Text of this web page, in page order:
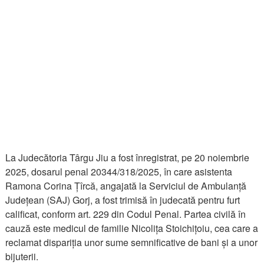
La Judecătoria Târgu Jiu a fost înregistrat, pe 20 noiembrie
2025, dosarul penal 20344/318/2025, în care asistenta
Ramona Corina Țîrcă, angajată la Serviciul de Ambulanță
Județean (SAJ) Gorj, a fost trimisă în judecată pentru furt
calificat, conform art. 229 din Codul Penal. Partea civilă în
cauză este medicul de familie Nicolița Stoichițoiu, cea care a
reclamat dispariția unor sume semnificative de bani și a unor
bijuterii.